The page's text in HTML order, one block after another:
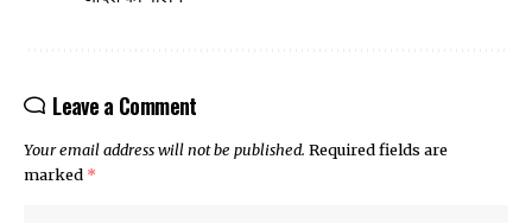
Leave a Comment
Your email address will not be published. Required fields are
marked *